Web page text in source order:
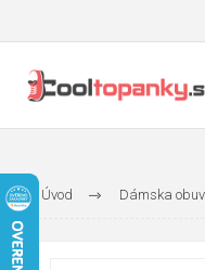
Úvod Dámska obuv